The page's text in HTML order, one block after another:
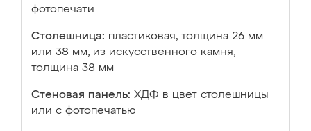
фотопечати
Столешница: пластиковая, толщина 26 мм
или 38 мм; из искусственного камня,
толщина 38 мм
Стеновая панель: ХДФ в цвет столешницы
или с фотопечатью